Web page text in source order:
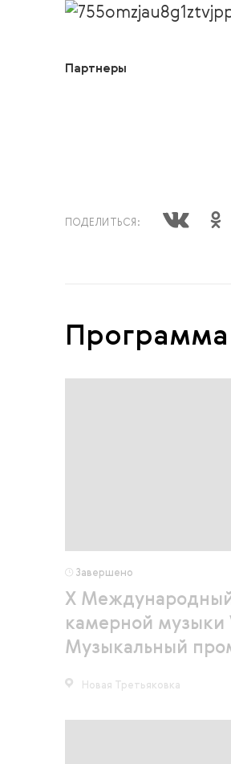
Партнеры
ПОДЕЛИТЬСЯ:
Программа
Завершено
X
камерной музыки
Музыкальный
Новая Третьяковка